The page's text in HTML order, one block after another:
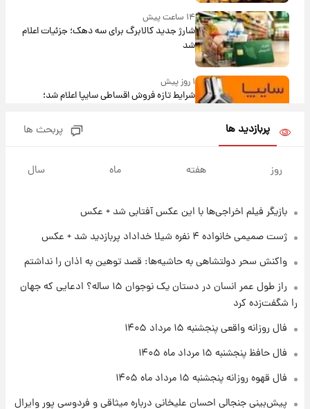
۱۴ ساعت پیش
شارژ جدید کالابرگ برای سه دهک؛ جزئیات اعلام
شد
۱ روز پیش
شرایط تازه فروش اقساطی سایپا اعلام شد؛
قیمت سکه و طلا فردا
۲۰ ساعت پیش
فال قهوه روزانه پنجشنبه ۱۵ مرداد ماه ۱۴۰۵
فال روزانه واقعی پنجشنبه ۱۵ مرداد ۱۴۰۵
۱ روز پیش
پربازدید ها پربحث ها
روز هفته ماه سال
بازیگر فیلم اخراجی‌ها با این عکس آفتابی شد + عکس
ژست صمیمی خانواده ۴ نفره شیلا خداداد پربازدید شد + عکس
واکنش سحر دولتشاهی به حاشیه‌ها: قصد توهین به اذان را نداشتم
راز طول عمر انسان در دستان یک نوجوان ۱۵ ساله؟ ادعایی که جهان
را شگفت‌زده کرد
فال روزانه واقعی پنجشنبه ۱۵ مرداد ۱۴۰۵
فال حافظ پنجشنبه ۱۵ مرداد ماه ۱۴۰۵
فال قهوه روزانه پنجشنبه ۱۵ مرداد ماه ۱۴۰۵
پیش‌بینی جنجالی احسان علیخانی درباره میثاقی و فردوسی پور وایرال